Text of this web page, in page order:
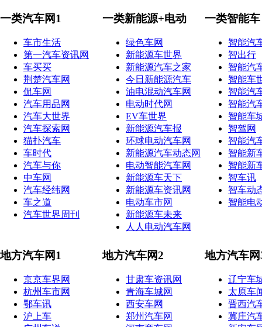
一类汽车网1
车市生活
第一汽车资讯网
车买买
荆楚汽车网
侃车网
汽车用品网
汽车大世界
汽车探索网
猫扑汽车
车时代
汽车与你
中车网
汽车经纬网
车之道
汽车世界周刊
一类新能源+电动
绿色车网
新能源车世界
新能源汽车之家
今日新能源汽车
油电混动汽车网
电动时代网
EV车世界
新能源汽车报
环球电动汽车网
新能源汽车动态网
电动智能汽车网
新能源车天下
新能源车资讯网
电动车市网
新能源车未来
人人电动汽车网
一类智能车
智能汽
智出行
智能汽
智能车
智能汽
智能汽
智能车
智驾网
智能汽
智能新
智能新
智车讯
智车动
智能电
地方汽车网1
京京车界网
杭州车市网
鄂车讯
沪上车
地方汽车网2
甘肃车资讯网
青海车城网
西安车网
郑州汽车网
地方汽车网
辽宁车
太原车
晋西汽
冀庄汽